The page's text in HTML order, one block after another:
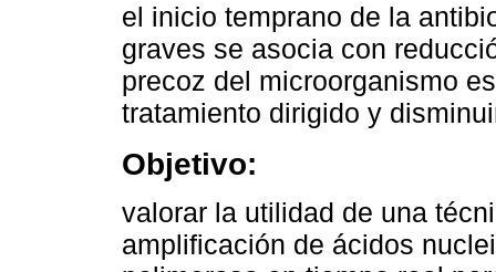
el inicio temprano de la
graves se asocia con
precoz del microorganismo
tratamiento dirigido y
Objetivo:
valorar la utilidad de una
amplificación de ácidos